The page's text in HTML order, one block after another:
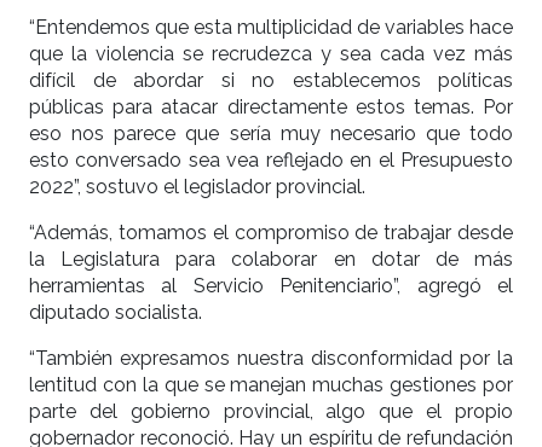
“Entendemos que esta multiplicidad de variables hace
que la violencia se recrudezca y sea cada vez más
difícil de abordar si no establecemos políticas
públicas para atacar directamente estos temas. Por
eso nos parece que sería muy necesario que todo
esto conversado sea vea reflejado en el Presupuesto
2022”, sostuvo el legislador provincial.
“Además, tomamos el compromiso de trabajar desde
la Legislatura para colaborar en dotar de más
herramientas al Servicio Penitenciario”, agregó el
diputado socialista.
“También expresamos nuestra disconformidad por la
lentitud con la que se manejan muchas gestiones por
parte del gobierno provincial, algo que el propio
gobernador reconoció. Hay un espíritu de refundación